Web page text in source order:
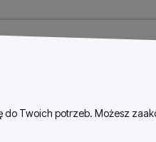
Twoich potrzeb. Możesz